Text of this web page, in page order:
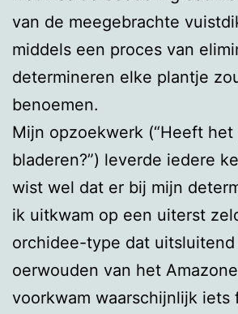
van de meegebrachte
middels een proces van
determineren elke plantje
benoemen.
Mijn opzoekwerk (“Heeft
bladeren?”) leverde iedere
wist wel dat er bij mijn
ik uitkwam op een uiterst
orchidee-type dat
oerwouden van het
voorkwam waarschijnlijk iets